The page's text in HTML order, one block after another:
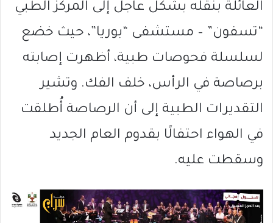
العائلة بنقله بشكل عاجل إلى المركز الطبي
“تسفون” – مستشفى “بوريا”، حيث خضع
لسلسلة فحوصات طبية، أظهرت إصابته
برصاصة في الرأس، خلف الفك. وتشير
التقديرات الطبية إلى أن الرصاصة أُطلقت
في الهواء احتفالًا بقدوم العام الجديد
وسقطت عليه.